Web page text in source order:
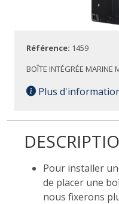
Référence: 1459
BOÎTE INTÉGRÉE MARINE
Plus
Pour installer
de placer une
nous fixerons